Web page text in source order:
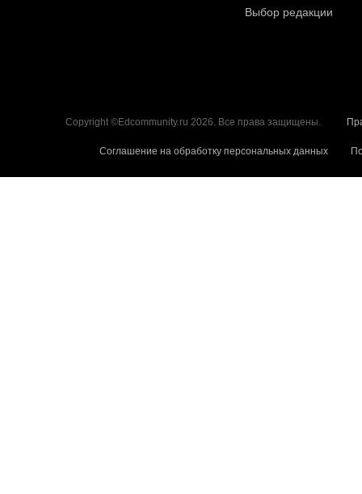
Выбор редакции
Copyright ©Edcommunity.ru 2026. Все права защищены.
Соглашение на обработку персональных данных